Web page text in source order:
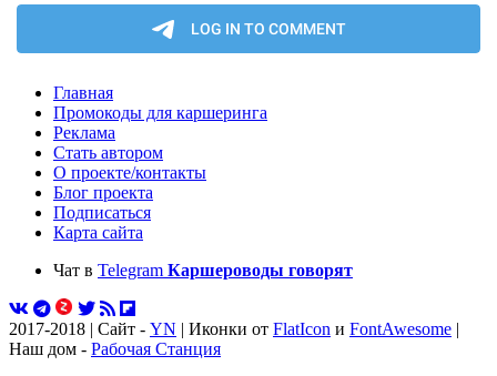
Главная
Промокоды для каршеринга
Реклама
Стать автором
О проекте/контакты
Блог проекта
Подписаться
Карта сайта
Чат в Telegram Каршероводы говорят
2017-2018 | Сайт - YN | Иконки от FlatIcon и FontAwesome |
Наш дом - Рабочая Станция